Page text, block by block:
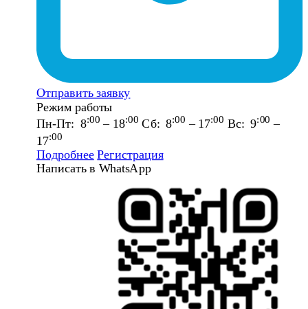
Отправить заявку
Режим работы
Пн-Пт: 8:00 – 18:00 Сб: 8:00 – 17:00 Вс: 9:00 –
17:00
Подробнее Регистрация
Написать в WhatsApp